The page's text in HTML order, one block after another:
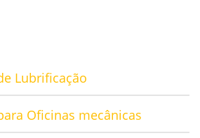
Lubrificação
Oficinas mecânicas